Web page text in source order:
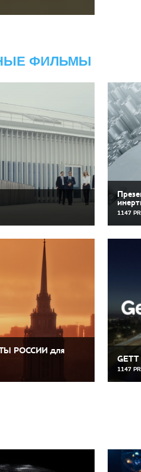
ФИЛЬМЫ
1147
РОССИИ для
1147